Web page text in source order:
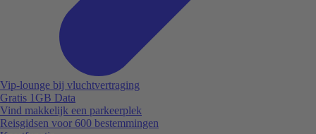
Vip-lounge bij vluchtvertraging
Gratis 1GB Data
Vind makkelijk een parkeerplek
Reisgidsen voor 600 bestemmingen